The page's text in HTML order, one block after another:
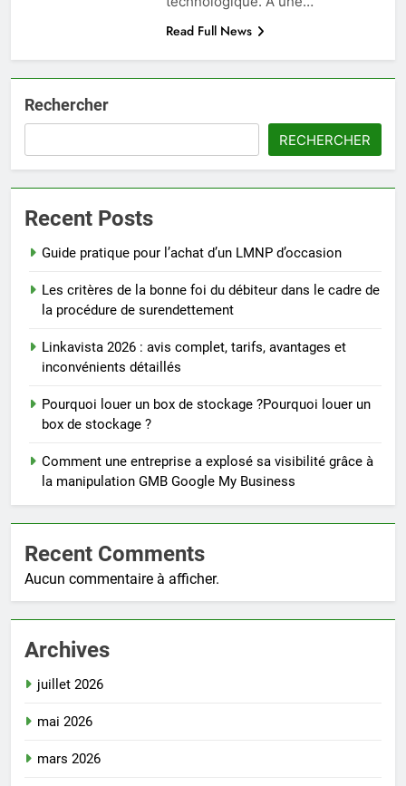
Read Full News
Rechercher
RECHERCHER
Recent Posts
Guide pratique pour l’achat d’un LMNP d’occasion
Les critères de la bonne foi du débiteur dans le cadre de
la procédure de surendettement
Linkavista 2026 : avis complet, tarifs, avantages et
inconvénients détaillés
Pourquoi louer un box de stockage ?Pourquoi louer un
box de stockage ?
Comment une entreprise a explosé sa visibilité grâce à
la manipulation GMB Google My Business
Recent Comments
Aucun commentaire à afficher.
Archives
juillet 2026
mai 2026
mars 2026